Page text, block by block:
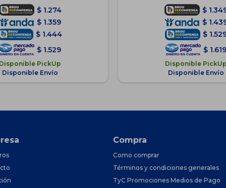
$ 1.274
$ 1.359
$ 1.444
$ 1.529
Disponible PickUp
Disponible Envío
$
$
$
$ 1.619
Disponible
Disponible Envío
Compra
Como comprar
Términos y condiciones generales
TyC Promociones Medios de Pago